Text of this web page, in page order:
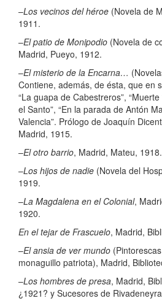
–Los vecinos del héroe (Novela de
1911.
–El patio de Monipodio (Novela de
Madrid, Pueyo, 1912.
–El misterio de la Encarna…
Contiene, además, de ésta, que en
“La guapa de Cabestreros”,
el Santo”, “En la parada de Antón
Valencia”. Prólogo de Joaquín
Madrid, 1915.
–El otro barrio, Madrid, Mateu, 1918.
–Los hijos de nadie (Novela del
1919.
–La Magdalena en el Colonial,
1920.
En el tejar de Frascuelo, Madrid,
–El ansia de ver mundo
monaguillo patriota), Madrid,
–Los hombres de presa, Madrid,
¿1921? y Sucesores de